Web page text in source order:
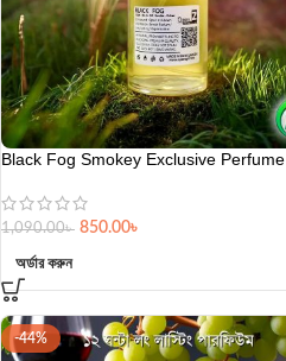
Black Fog Smokey Exclusive Perfume
1,090.00৳ 850.00৳
অর্ডার করুন
-44%